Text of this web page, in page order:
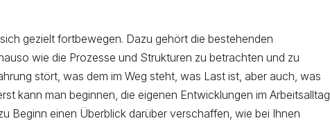
gezielt fortbewegen. Dazu gehört die bestehenden
wie die Prozesse und Strukturen zu betrachten und zu
stört, was dem im Weg steht, was Last ist, aber auch, was
kann man beginnen, die eigenen Entwicklungen im Arbeitsalltag
Beginn einen Überblick darüber verschaffen, wie bei Ihnen